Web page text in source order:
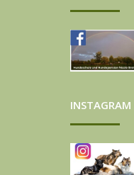
INSTAGRAM